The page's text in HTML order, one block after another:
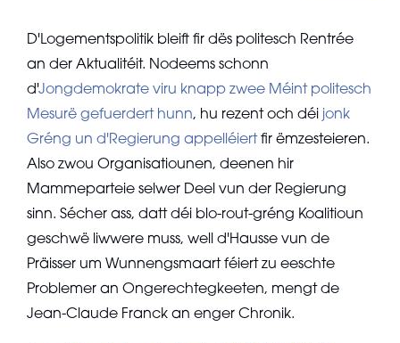
D'Logementspolitik bleift fir dës politesch Rentrée
an der Aktualitéit. Nodeems schonn
d'Jongdemokrate viru knapp zwee Méint politesch
Mesurë gefuerdert hunn, hu rezent och déi jonk
Gréng un d'Regierung appelléiertfir ëmzesteieren.
Also zwou Organisatiounen, deenen hir
Mammeparteie selwer Deel vun der Regierung
sinn. Sécher ass, datt déi blo-rout-gréng Koalitioun
geschwë liwwere muss, well d'Hausse vun de
Präisser um Wunnengsmaart féiert zu eeschte
Problemer an Ongerechtegkeeten, mengt de
Jean-Claude Franck an enger Chronik.